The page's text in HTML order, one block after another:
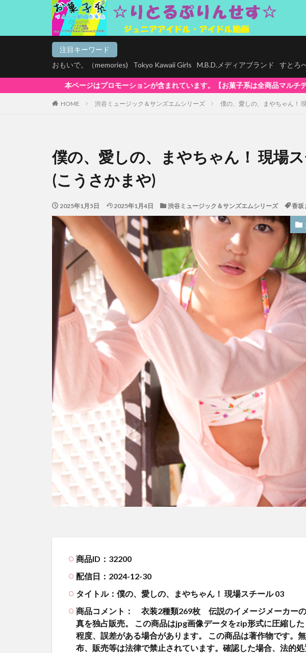
注目キーワード
おもいで。（memories)
Tokyo Kawaii Girls M.B.D.メディアブランド すとろ
ョンが含まれています。【お菓子系は全商品マルチデバイス再生対応!】WindowsOS、
HOME 渋谷ミュージック＆サンズエムシリーズ 僕の、愛しの、まやちゃん！
僕の、愛しの、まやちゃん！ 現場
(こうさかまや)
2025年1月5日 2025年1月4日 渋谷ミュージック＆サンズエムシリーズ 香坂
商品ID：32200
配信日：2024-12-30
タイトル：僕の、愛しの、まやちゃん！ 現場スチール 03
商品コメント：
衣装2種類269枚 伝説のイメージメーカー
真を独占販売。 この商品はjpg画像データをzip形式に圧縮し
程度、誤差がある場合があります。 この商品は著作物です。
布、販売等は法律で禁止されています。確認した場合、法的処